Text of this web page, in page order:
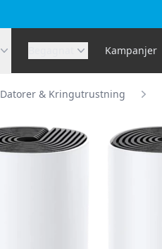
Kampanjer
Datorer & Kringutrustning